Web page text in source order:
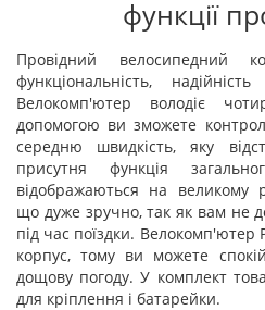
функції
Провідний велосипедний
функціональність,
Велокомп'ютер володіє
допомогою ви зможете
середню швидкість, яку
присутня функція
відображаються на великому
що дуже зручно, так як вам не
під час поїздки.
корпус, тому ви можете
дощову погоду. У комплект
для кріплення і батарейки.